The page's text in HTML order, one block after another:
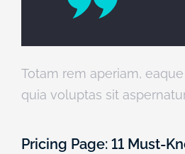
Totam rem aperiam,
quia voluptas sit
Pricing Page: 11 Must-